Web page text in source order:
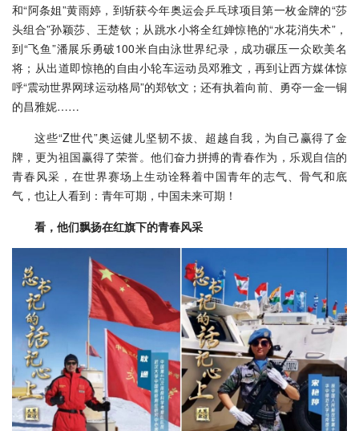
和“阿条姐”黄雨婷，到斩获今年奥运会乒乓球项目第一枚金牌的“莎
头组合”孙颖莎、王楚钦；从跳水小将全红婵惊艳的“水花消失术”，
到“飞鱼”潘展乐勇破100米自由泳世界纪录，成功碾压一众欧美名
将；从出道即惊艳的自由小轮车运动员邓雅文，再到让西方媒体惊
呼“震动世界网球运动格局”的郑钦文；还有执着向前、勇夺一金一铜
的昌雅妮……
这些“Z世代”奥运健儿坚韧不拔、超越自我，为自己赢得了金
牌，更为祖国赢得了荣誉。他们奋力拼搏的青春作为，乐观自信的
青春风采，在世界赛场上生动诠释着中国青年的志气、骨气和底
气，也让人看到：青年可期，中国未来可期！
看，他们飘扬在红旗下的青春风采